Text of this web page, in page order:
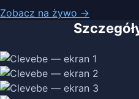
Zobacz na żywo →